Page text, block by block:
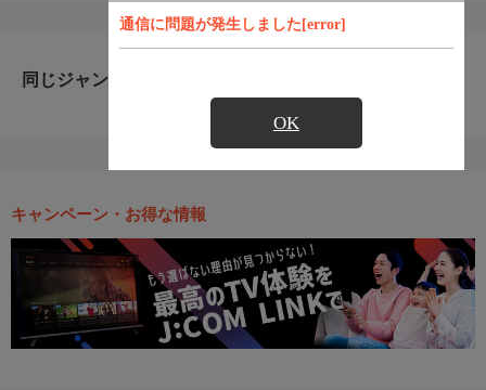
通信に問題が発生しました[error]
OK
同じジャンルのおすすめ番組
キャンペーン・お得な情報